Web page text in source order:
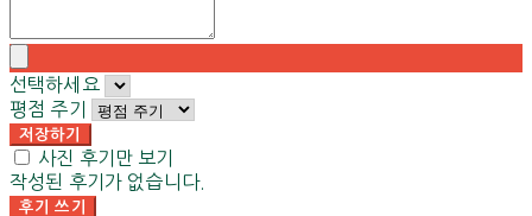
선택하세요
평점 주기
저장하기
사진 후기만 보기
작성된 후기가 없습니다.
후기 쓰기